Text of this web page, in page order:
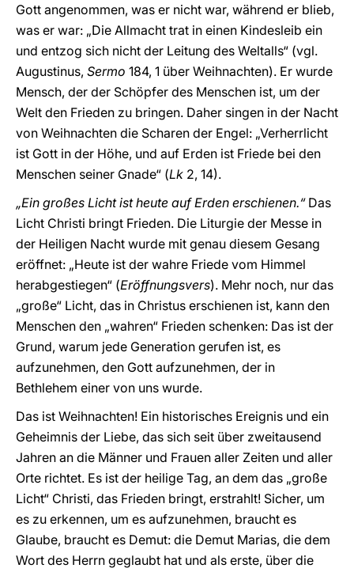
Gott angenommen, was er nicht war, während er blieb,
was er war: „Die Allmacht trat in einen Kindesleib ein
und entzog sich nicht der Leitung des Weltalls“ (vgl.
Augustinus, Sermo 184, 1 über Weihnachten). Er wurde
Mensch, der der Schöpfer des Menschen ist, um der
Welt den Frieden zu bringen. Daher singen in der Nacht
von Weihnachten die Scharen der Engel: „Verherrlicht
ist Gott in der Höhe, und auf Erden ist Friede bei den
Menschen seiner Gnade“ (Lk 2, 14).
„Ein großes Licht ist heute auf Erden erschienen.“Das
Licht Christi bringt Frieden. Die Liturgie der Messe in
der Heiligen Nacht wurde mit genau diesem Gesang
eröffnet: „Heute ist der wahre Friede vom Himmel
herabgestiegen“ (Eröffnungsvers). Mehr noch, nur das
„große“ Licht, das in Christus erschienen ist, kann den
Menschen den „wahren“ Frieden schenken: Das ist der
Grund, warum jede Generation gerufen ist, es
aufzunehmen, den Gott aufzunehmen, der in
Bethlehem einer von uns wurde.
Das ist Weihnachten! Ein historisches Ereignis und ein
Geheimnis der Liebe, das sich seit über zweitausend
Jahren an die Männer und Frauen aller Zeiten und aller
Orte richtet. Es ist der heilige Tag, an dem das „große
Licht“ Christi, das Frieden bringt, erstrahlt! Sicher, um
es zu erkennen, um es aufzunehmen, braucht es
Glaube, braucht es Demut: die Demut Marias, die dem
Wort des Herrn geglaubt hat und als erste, über die